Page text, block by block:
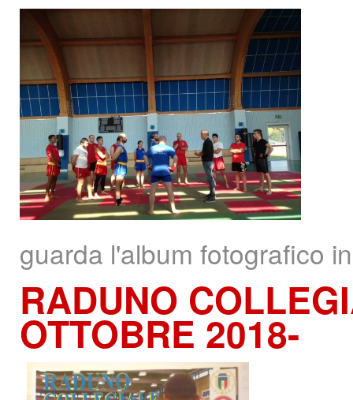
guarda l'album fotografico
RADUNO
OTTOBRE 2018-